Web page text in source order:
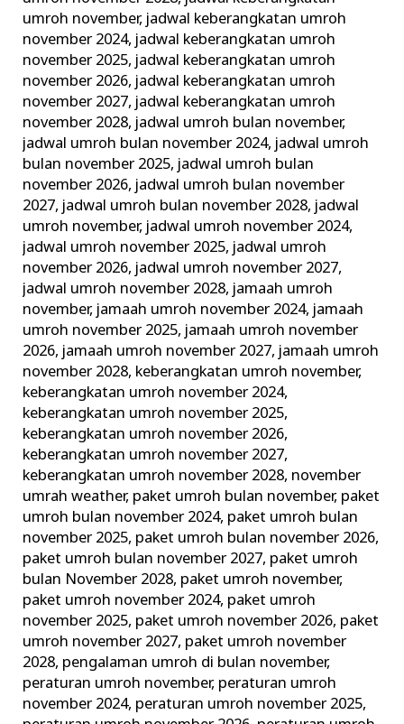
umroh november, jadwal keberangkatan umroh
november 2024, jadwal keberangkatan umroh
november 2025, jadwal keberangkatan umroh
november 2026, jadwal keberangkatan umroh
november 2027, jadwal keberangkatan umroh
november 2028, jadwal umroh bulan november,
jadwal umroh bulan november 2024, jadwal umroh
bulan november 2025, jadwal umroh bulan
november 2026, jadwal umroh bulan november
2027, jadwal umroh bulan november 2028, jadwal
umroh november, jadwal umroh november 2024,
jadwal umroh november 2025, jadwal umroh
november 2026, jadwal umroh november 2027,
jadwal umroh november 2028, jamaah umroh
november, jamaah umroh november 2024, jamaah
umroh november 2025, jamaah umroh november
2026, jamaah umroh november 2027, jamaah umroh
november 2028, keberangkatan umroh november,
keberangkatan umroh november 2024,
keberangkatan umroh november 2025,
keberangkatan umroh november 2026,
keberangkatan umroh november 2027,
keberangkatan umroh november 2028, november
umrah weather, paket umroh bulan november, paket
umroh bulan november 2024, paket umroh bulan
november 2025, paket umroh bulan november 2026,
paket umroh bulan november 2027, paket umroh
bulan November 2028, paket umroh november,
paket umroh november 2024, paket umroh
november 2025, paket umroh november 2026, paket
umroh november 2027, paket umroh november
2028, pengalaman umroh di bulan november,
peraturan umroh november, peraturan umroh
november 2024, peraturan umroh november 2025,